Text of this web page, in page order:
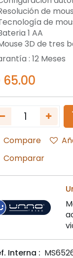
de
de
1 AA
3D de tres
: 12 Meses
65.00
Compare
Comparar
Interna :